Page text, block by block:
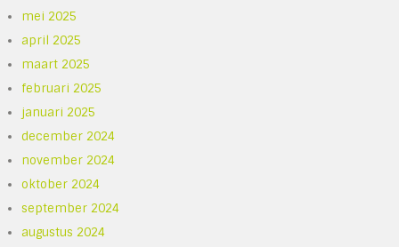
mei 2025
april 2025
maart 2025
februari 2025
januari 2025
december 2024
november 2024
oktober 2024
september 2024
augustus 2024